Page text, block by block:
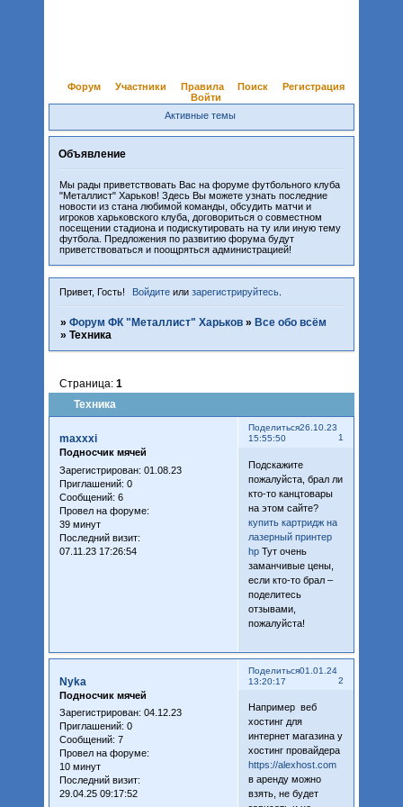
Форум Участники Правила Поиск
Регистрация
Войти
Активные темы
Объявление
Мы рады приветствовать Вас на форуме футбольного клуба
"Металлист" Харьков! Здесь Вы можете узнать последние
новости из стана любимой команды, обсудить матчи и
игроков харьковского клуба, договориться о совместном
посещении стадиона и подискутировать на ту или иную тему
футбола. Предложения по развитию форума будут
приветствоваться и поощряться администрацией!
Привет, Гость! Войдите илизарегистрируйтесь
» Форум ФК "Металлист" Харьков » Все обо всём
» Техника
Техника
Страница: 1
Поделиться
1
26.10.23
15:55:50
maxxxi
Подносчик мячей
Зарегистрирован: 01.08.23
Приглашений: 0
Сообщений: 6
Провел на форуме:
39 минут
Последний визит:
07.11.23 17:26:54
Подскажите
пожалуйста, брал ли
кто-то канцтовары
на этом сайте?
купить картридж на
лазерный принтер
hpТут очень
заманчивые цены,
если кто-то брал –
поделитесь
отзывами,
пожалуйста!
Поделиться
2
01.01.24
13:20:17
Nyka
Подносчик мячей
Зарегистрирован: 04.12.23
Приглашений: 0
Сообщений: 7
Провел на форуме:
10 минут
Последний визит:
29.04.25 09:17:52
Например веб
хостинг для
интернет магазина у
хостинг провайдера
https://alexhost.com
в аренду можно
взять, не будет